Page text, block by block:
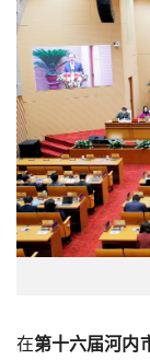
在第十六届河内